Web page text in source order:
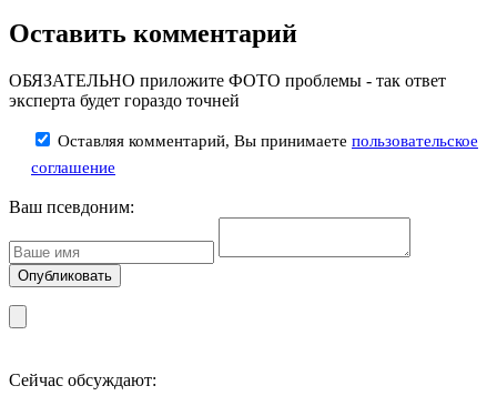
Оставить комментарий
ОБЯЗАТЕЛЬНО приложите ФОТО проблемы - так ответ
эксперта будет гораздо точней
Оставляя комментарий, Вы принимаете пользовательское
соглашение
Ваш псевдоним:
Сейчас обсуждают: